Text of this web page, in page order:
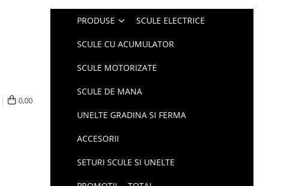
0,00
PRODUSE SCULE ELECTRICE
SCULE CU ACUMULATOR
SCULE MOTORIZATE
SCULE DE MANA
UNELTE GRADINA SI FERMA
ACCESORII
SETURI SCULE SI UNELTE